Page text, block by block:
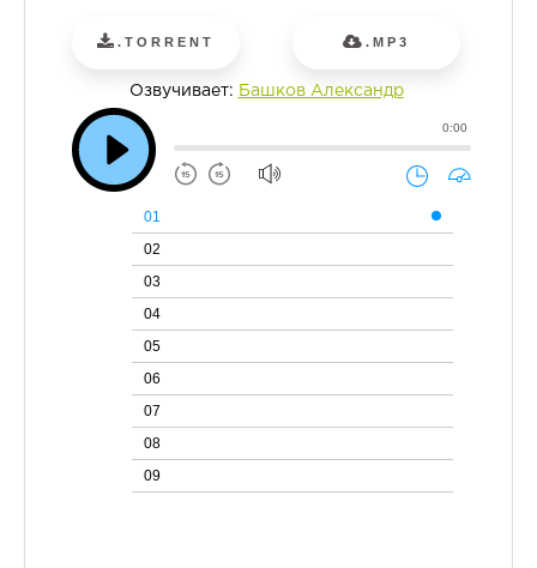
.TORRENT .MP3
Озвучивает: Башков Александр
0:00
01
02
03
04
05
06
07
08
09